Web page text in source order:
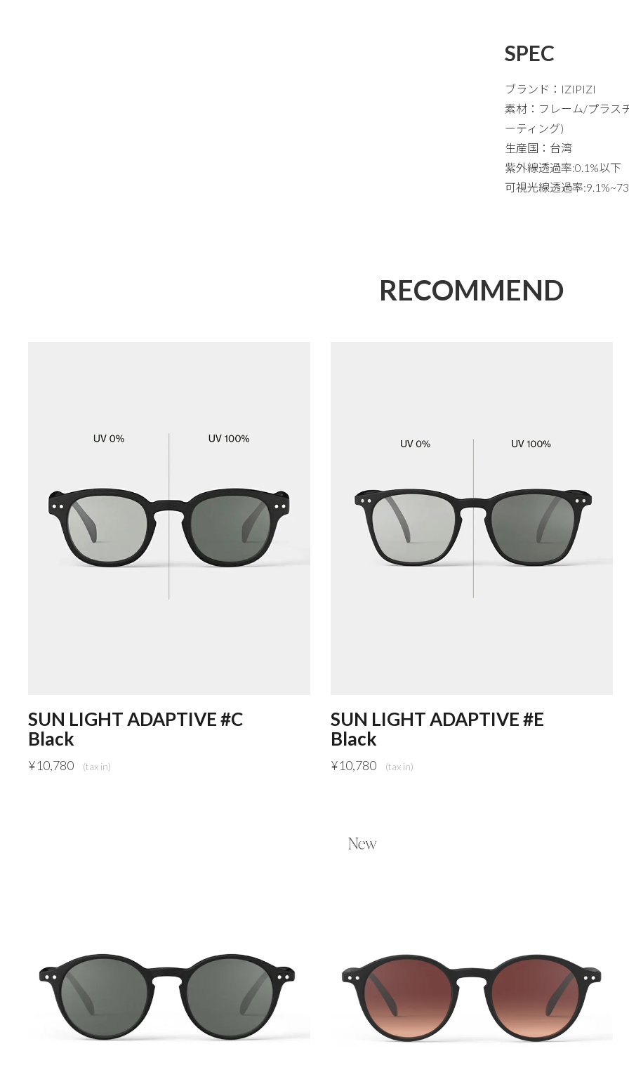
SPEC
ブランド：IZIPIZI
素材：フレーム/プラス
ーティング)
生産国：台湾
紫外線透過率:0.1%以下
可視光線透過率
RECOMMEND
SUN LIGHT ADAPTIVE #C
Black
¥10,780
SUN LIGHT ADAPTIVE #E
Black
¥10,780